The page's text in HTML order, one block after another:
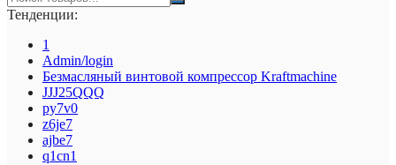
Тенденции:
1
Admin/login
Безмасляный винтовой компрессор Kraftmaсhine
JJJ25QQQ
py7v0
z6je7
ajbe7
q1cn1